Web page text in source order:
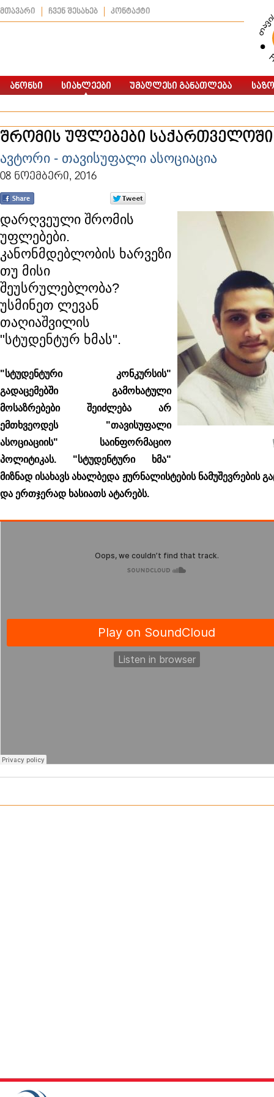
მთავარი ჩვენ შესახებ კონტაქტი
შრომის უფლებები საქართველოში
ავტორი - თავისუფალი ასოციაცია
08 ნოემბერი, 2016
დარღვეული შრომის
უფლებები.
კანონმდებლობის ხარვეზი
თუ მისი
შეუსრულებლობა?
უსმინეთ ლევან
თაღიაშვილის
"სტუდენტურ ხმას".
"სტუდენტური კონკურსის"
გადაცემებში გამოხატული
მოსაზრებები შეიძლება არ
ემთხვეოდეს "თავისუფალი
ასოციაციის" საინფორმაციო
პოლიტიკას. "სტუდენტური ხმა"
მიზნად ისახავს ახალბედა ჟურნალისტების ნამუშევრების
და ერთჯერად ხასიათს ატარებს.